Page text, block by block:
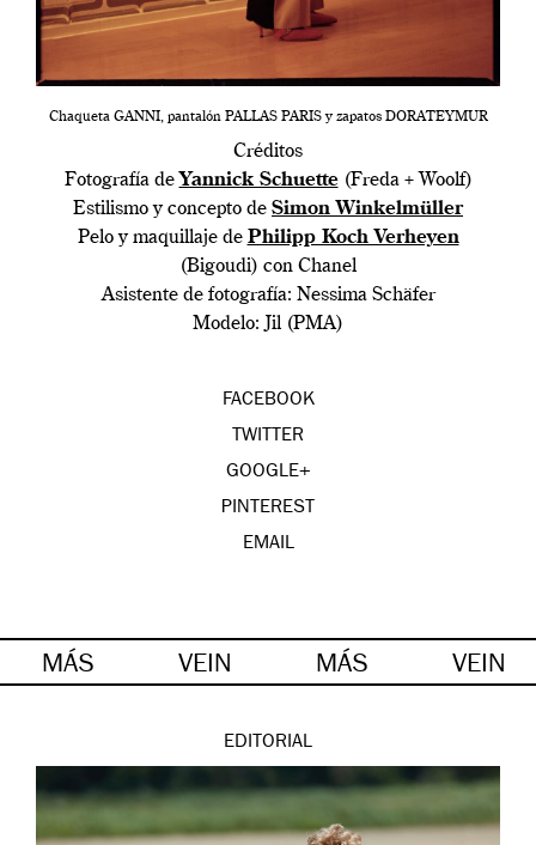
Chaqueta GANNI, pantalón PALLAS PARIS y zapatos DORATEYMUR
Créditos
Fotografía de Yannick Schuette(Freda + Woolf)
Estilismo y concepto de Simon Winkelmüller
Pelo y maquillaje de Philipp Koch Verheyen
(Bigoudi) con Chanel
Asistente de fotografía: Nessima Schäfer
Modelo: Jil (PMA)
FACEBOOK
TWITTER
GOOGLE+
PINTEREST
EMAIL
MÁS VEIN MÁS VEIN
EDITORIAL